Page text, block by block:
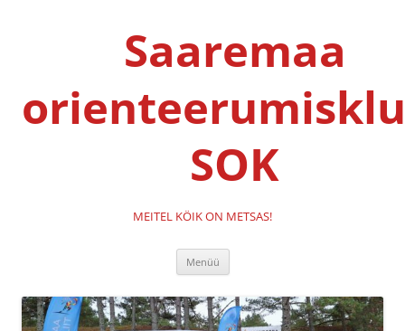
Saaremaa
SOK
MEITEL KÖIK ON METSAS!
Menüü